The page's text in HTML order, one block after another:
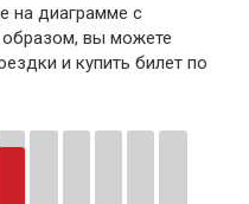
на диаграмме с
вы можете
и купить билет по